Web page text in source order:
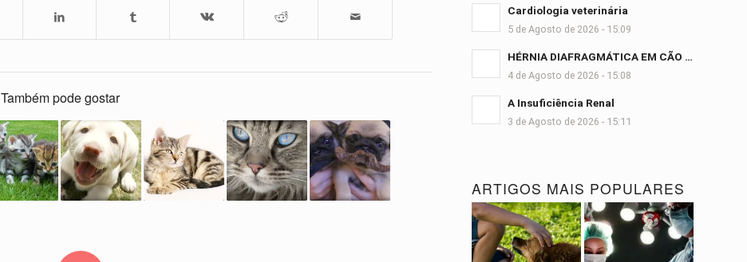
Também pode gostar
Cardiologia veterinária
5 de Agosto de 2026 - 15:09
HÉRNIA DIAFRAGMÁTICA EM CÃO …
4 de Agosto de 2026 - 15:08
A Insuficiência Renal
3 de Agosto de 2026 - 15:11
ARTIGOS MAIS POPULARES